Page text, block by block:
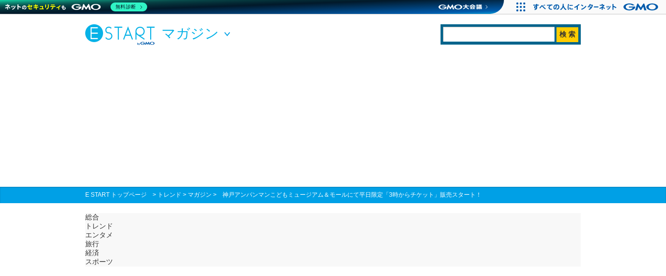
マガジン
E START トップページ > トレンド > マガジン > 神戸アンパンマンこどもミュージアム＆モールにて平日限定「3時からチケット」販売スタート！
総合
トレンド
エンタメ
旅行
経済
スポーツ
無料診断